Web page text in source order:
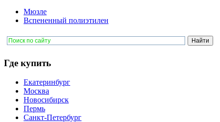
Мюзле
Вспененный полиэтилен
Где купить
Екатеринбург
Москва
Новосибирск
Пермь
Санкт-Петербург